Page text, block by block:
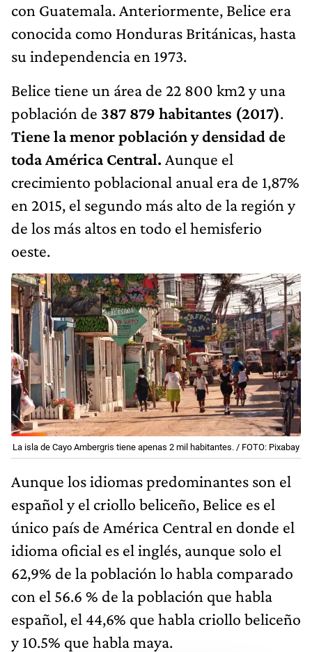
con Guatemala. Anteriormente, Belice era
conocida como Honduras Británicas, hasta
su independencia en 1973.
Belice tiene un área de 22 800 km2 y una
población de 387 879 habitantes (2017).
Tiene la menor población y densidad de
toda América Central. ​ Aunque el
crecimiento poblacional anual era de 1,87%
en 2015, el segundo más alto de la región y
de los más altos en todo el hemisferio
oeste.
La isla de Cayo Ambergris tiene apenas 2 mil habitantes. / FOTO: Pixabay
Aunque los idiomas predominantes son el
español y el criollo beliceño, Belice es el
único país de América Central en donde el
idioma oficial es el inglés, aunque solo el
62,9% de la población lo habla comparado
con el 56.6 % de la población que habla
español, el 44,6% que habla criollo beliceño
y 10.5% que habla maya.